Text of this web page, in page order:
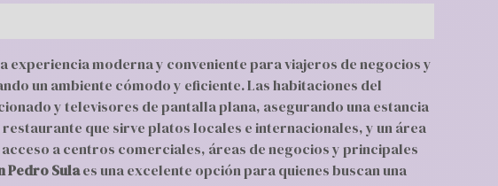
experiencia moderna y conveniente para viajeros de negocios y
un ambiente cómodo y eficiente. Las habitaciones del
y televisores de pantalla plana, asegurando una estancia
que sirve platos locales e internacionales, y un área
a centros comerciales, áreas de negocios y principales
Pedro Sulaes una excelente opción para quienes buscan una